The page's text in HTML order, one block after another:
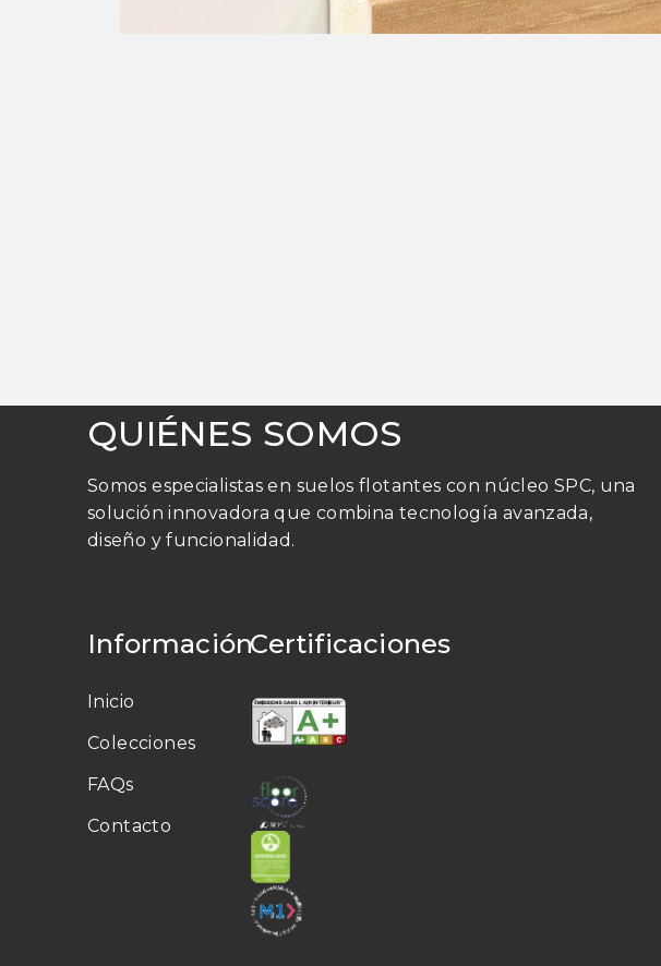
QUIÉNES SOMOS
Somos especialistas en suelos flotantes con núcleo SPC, una
solución innovadora que combina tecnología avanzada,
diseño y funcionalidad.
Información
Inicio
Colecciones
FAQs
Contacto
Certificaciones